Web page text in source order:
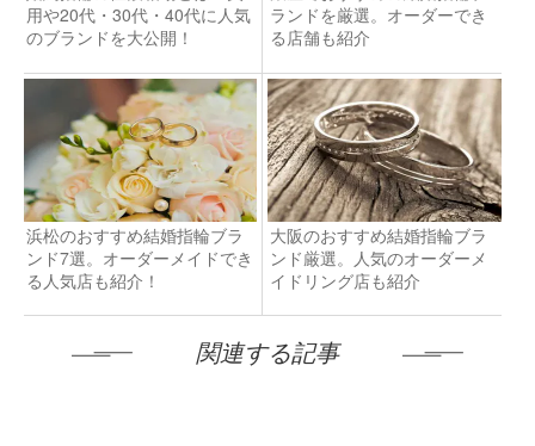
用や20代・30代・40代に人気
のブランドを大公開！
ランドを厳選。オーダーでき
る店舗も紹介
浜松のおすすめ結婚指輪ブラ
ンド7選。オーダーメイドでき
る人気店も紹介！
大阪のおすすめ結婚指輪ブラ
ンド厳選。人気のオーダーメ
イドリング店も紹介
関連する記事